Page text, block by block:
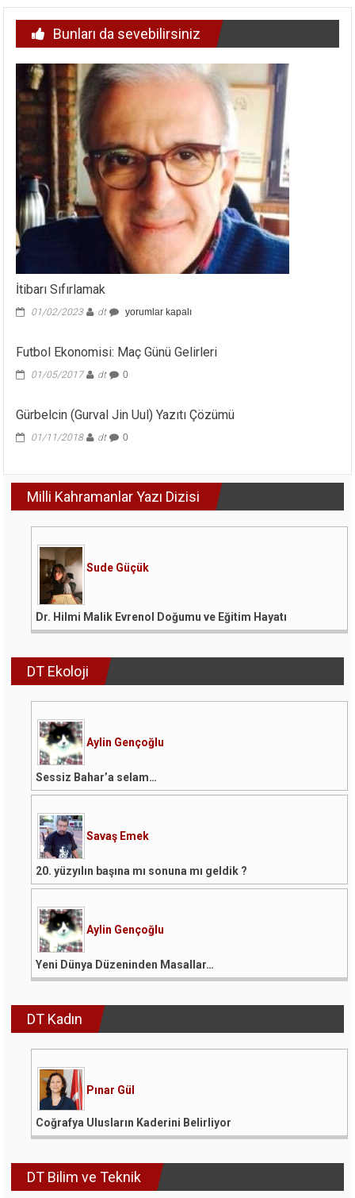
Bunları da sevebilirsiniz
İtibarı Sıfırlamak
01/02/2023 dt
İtibarı
yorumlar kapalı
Futbol Ekonomisi: Maç Günü Gelirleri
01/05/2017 dt 0
Gürbelcin (Gurval Jin Uul) Yazıtı Çözümü
01/11/2018 dt 0
Milli Kahramanlar Yazı Dizisi
Sude Güçük
Dr. Hilmi Malik Evrenol Doğumu ve Eğitim Hayatı
DT Ekoloji
Aylin Gençoğlu
Sessiz Bahar’a selam…
Savaş Emek
20. yüzyılın başına mı sonuna mı geldik ?
Aylin Gençoğlu
Yeni Dünya Düzeninden Masallar…
DT Kadın
Pınar Gül
Coğrafya Ulusların Kaderini Belirliyor
DT Bilim ve Teknik